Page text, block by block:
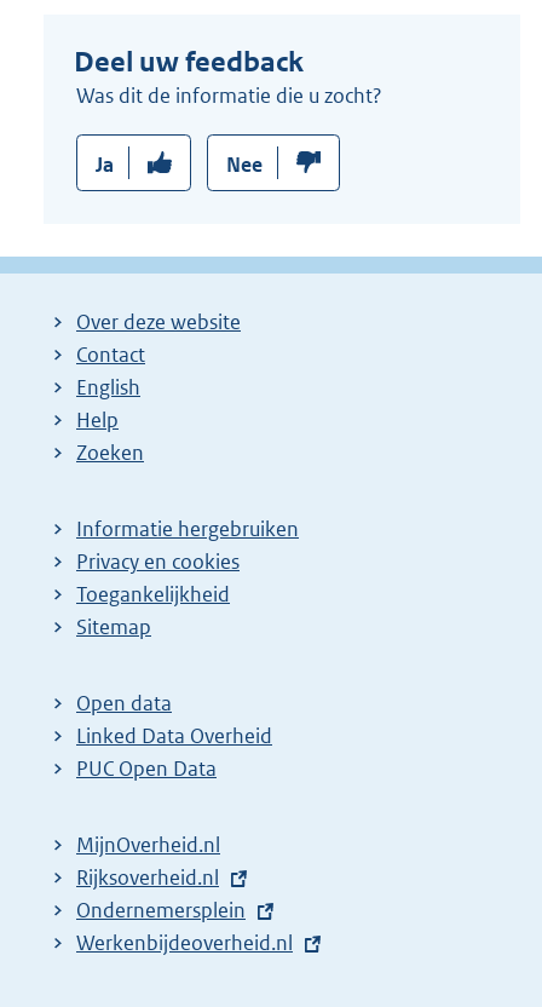
Deel uw feedback
Was dit de informatie die u zocht?
Ja Nee
Over deze website
Contact
English
Help
Zoeken
Informatie hergebruiken
Privacy en cookies
Toegankelijkheid
Sitemap
Open data
Linked Data Overheid
PUC Open Data
MijnOverheid.nl
E
x
t
Rijksoverheid.nl
E
x
Ondernemersplein
E
Werkenbijdeoverheid.nl